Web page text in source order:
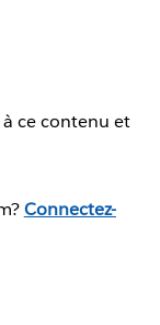
ce contenu et
Connectez-